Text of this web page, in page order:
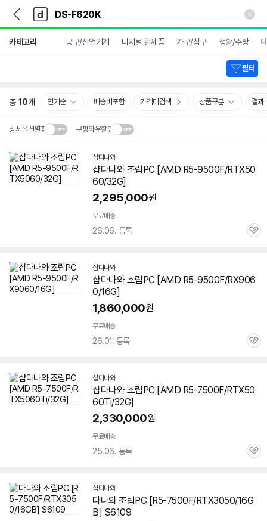
다
나
와
가
기
다
와
메
인
카테고리 공구/산업기계 디지털 완제품 가구/침구 생활/주방
필터
총 10개 인기순 배송비포함 가격대검색 상품구분 결과
상세옵션펼침 쿠팡와우할인
설치 환경·지역에 따라
배송·설치비가 달라집니다.닫
기
샵다나와
샵다나와 조립PC [AMD R5-9500F/RTX50
60/32G]
2,295,000원
무료배송
26.06. 등록
관
샵다나와
샵다나와 조립PC [AMD R5-9500F/RX906
0/16G]
1,860,000원
무료배송
26.01. 등록
관
샵다나와
샵다나와 조립PC [AMD R5-7500F/RTX50
60Ti/32G]
2,330,000원
무료배송
25.06. 등록
관
샵다나와
다나와 조립PC [R5-7500F/RTX3050/16G
B] S6109